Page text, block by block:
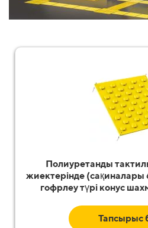
Полиуретанды
жиектерінде
гофрлеу түрі конус
Тапсырыс